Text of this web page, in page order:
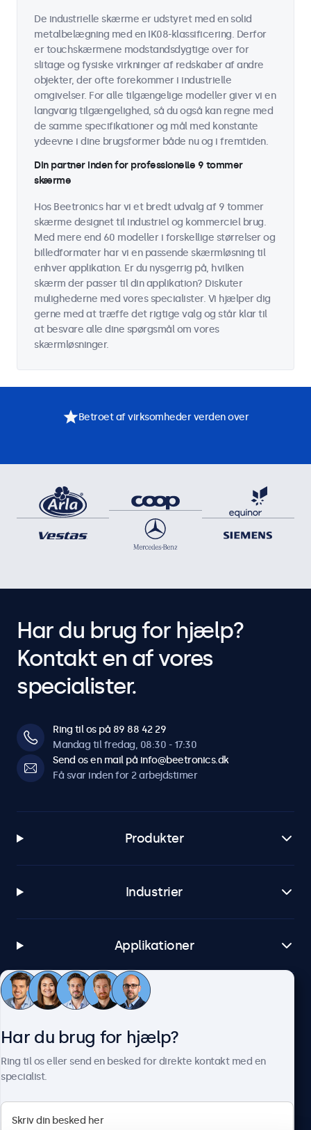
De industrielle skærme er udstyret med en solid
metalbelægning med en IK08-klassificering. Derfor
er touchskærmene modstandsdygtige over for
slitage og fysiske virkninger af redskaber af andre
objekter, der ofte forekommer i industrielle
omgivelser. For alle tilgængelige modeller giver vi en
langvarig tilgængelighed, så du også kan regne med
de samme specifikationer og mål med konstante
ydeevne i dine brugsformer både nu og i fremtiden.
Din partner inden for professionelle 9 tommer
skærme
Hos Beetronics har vi et bredt udvalg af 9 tommer
skærme designet til industriel og kommerciel brug.
Med mere end 60 modeller i forskellige størrelser og
billedformater har vi en passende skærmløsning til
enhver applikation. Er du nysgerrig på, hvilken
skærm der passer til din applikation? Diskuter
mulighederne med vores specialister. Vi hjælper dig
gerne med at træffe det rigtige valg og står klar til
at besvare alle dine spørgsmål om vores
skærmløsninger.
Betroet af virksomheder verden over
Har du brug for hjælp?
Kontakt en af vores
specialister.
Ring til os på 89 88 42 29
Mandag til fredag, 08:30 - 17:30
Send os en mail på info@beetronics.dk
Få svar inden for 2 arbejdstimer
Produkter
Industrier
Applikationer
Kundeservice
Har du brug for hjælp?
Ring til os eller send en besked for direkte kontakt med en
specialist.